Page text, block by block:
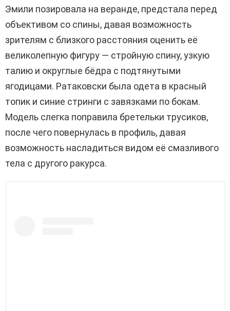
Эмили позировала на веранде, предстала перед
объективом со спины, давая возможность
зрителям с близкого расстояния оценить её
великолепную фигуру — стройную спину, узкую
талию и округлые бёдра с подтянутыми
ягодицами. Ратаковски была одета в красный
топик и синие стринги с завязками по бокам.
Модель слегка поправила бретельки трусиков,
после чего повернулась в профиль, давая
возможность насладиться видом её смазливого
тела с другого ракурса.